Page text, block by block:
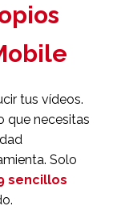
tus vídeos.
que necesitas
Solo
sencillos